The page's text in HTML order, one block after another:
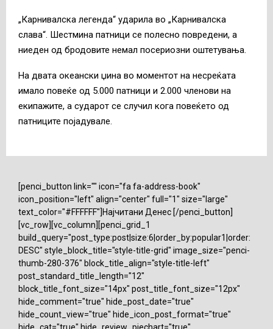
„Карнивалска легенда“ ударила во „Карнивалска
слава“. Шестмина патници се полесно повредени, а
ниеден од бродовите немал посериозни оштетувања.
На двата океански џина во моментот на несреќата
имало повеќе од 5.000 патници и 2.000 членови на
екипажите, а сударот се случил кога повеќето од
патниците појадувале.
[penci_button link="" icon="fa fa-address-book"
icon_position="left" align="center" full="1" size="large"
text_color="#FFFFFF"]Најчитани Денес [/penci_button]
[vc_row][vc_column][penci_grid_1
build_query="post_type:post|size:6|order_by:popular1|order:
DESC" style_block_title="style-title-grid" image_size="penci-
thumb-280-376" block_title_align="style-title-left"
post_standard_title_length="12"
block_title_font_size="14px" post_title_font_size="12px"
hide_comment="true" hide_post_date="true"
hide_count_view="true" hide_icon_post_format="true"